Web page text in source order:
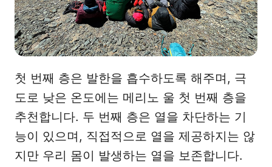
첫 번째 층은 발한을 흡수하도록 해주며, 극
도로 낮은 온도에는 메리노 울 첫 번째 층을
추천합니다. 두 번째 층은 열을 차단하는 기
능이 있으며, 직접적으로 열을 제공하지는 않
지만 우리 몸이 발생하는 열을 보존합니다.